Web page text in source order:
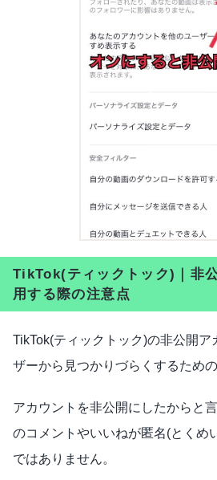
TikTok(ティックトック)｜非
用する際の注意点
TikTok(ティックトック)の非公開ア
ザーから見つかりづらくするための
アカウントを非公開にしたからと
のコメントやいいねが匿名(とくめ
ではありません。